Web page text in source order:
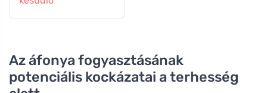
Az áfonya fogyasztásának
potenciális kockázatai a terhesség